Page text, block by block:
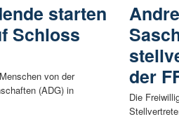
starten
Schloss
von der
(ADG) in
der
Die